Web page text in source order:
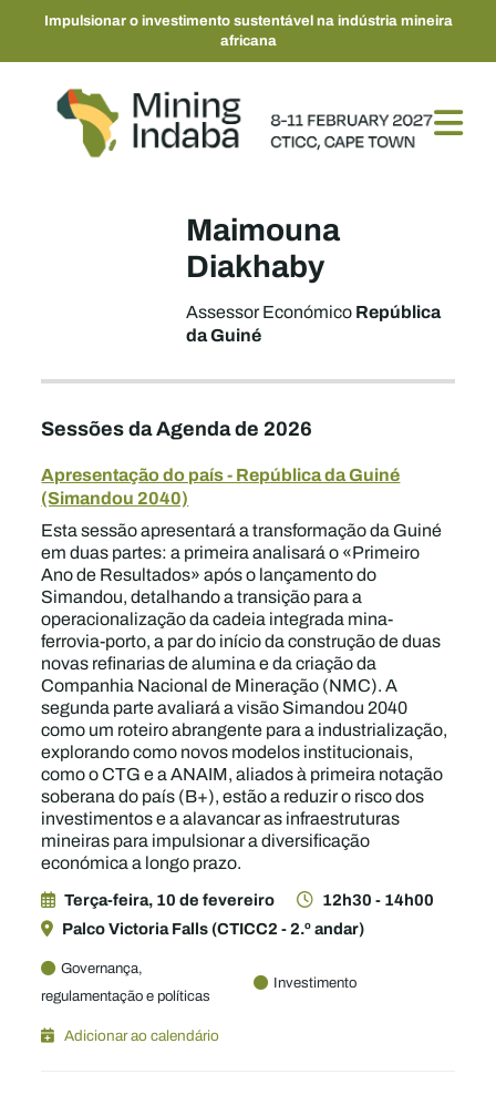
Impulsionar o investimento sustentável na indústria mineira
africana
Maimouna
Diakhaby
Assessor EconómicoRepública
da Guiné
Sessões da Agenda de 2026
Apresentação do país - República da Guiné
(Simandou 2040)
Esta sessão apresentará a transformação da Guiné
em duas partes: a primeira analisará o «Primeiro
Ano de Resultados» após o lançamento do
Simandou, detalhando a transição para a
operacionalização da cadeia integrada mina-
ferrovia-porto, a par do início da construção de duas
novas refinarias de alumina e da criação da
Companhia Nacional de Mineração (NMC). A
segunda parte avaliará a visão Simandou 2040
como um roteiro abrangente para a industrialização,
explorando como novos modelos institucionais,
como o CTG e a ANAIM, aliados à primeira notação
soberana do país (B+), estão a reduzir o risco dos
investimentos e a alavancar as infraestruturas
mineiras para impulsionar a diversificação
económica a longo prazo.
Terça-feira, 10 de fevereiro
12h30 - 14h00
Palco Victoria Falls (CTICC2 - 2.º andar)
Governança,
regulamentação e políticas
Investimento
Adicionar ao calendário